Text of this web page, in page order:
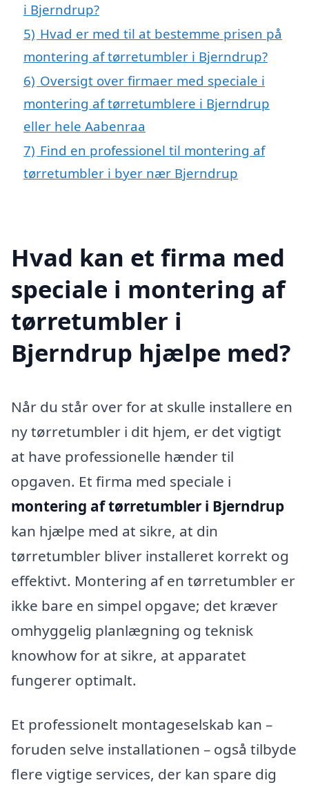
i Bjerndrup?
5) Hvad er med til at bestemme prisen på
montering af tørretumbler i Bjerndrup?
6) Oversigt over firmaer med speciale i
montering af tørretumblere i Bjerndrup
eller hele Aabenraa
7) Find en professionel til montering af
tørretumbler i byer nær Bjerndrup
Hvad kan et firma med
speciale i montering af
tørretumbler i
Bjerndrup hjælpe med?
Når du står over for at skulle installere en
ny tørretumbler i dit hjem, er det vigtigt
at have professionelle hænder til
opgaven. Et firma med speciale i
montering af tørretumbler i Bjerndrup
kan hjælpe med at sikre, at din
tørretumbler bliver installeret korrekt og
effektivt. Montering af en tørretumbler er
ikke bare en simpel opgave; det kræver
omhyggelig planlægning og teknisk
knowhow for at sikre, at apparatet
fungerer optimalt.
Et professionelt montageselskab kan –
foruden selve installationen – også tilbyde
flere vigtige services, der kan spare dig